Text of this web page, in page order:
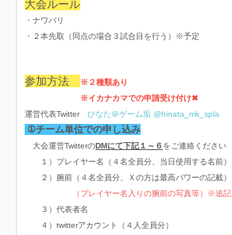
大会ルール
・ナワバリ
・２本先取（同点の場合３試合目を行う）※予定
参加方法
※２種類あり
※イカナカマでの申請受け付け✖
運営代表Twitter ひなた＠ゲーム垢 @hinata_mk_spla
①チーム単位での申し込み
大会運営TwitterのDMにて下記１～６ をご連絡ください
１）プレイヤー名（４名全員分、当日使用する名前）
２）腕前（４名全員分、Ｘの方は最高パワーの記載）
（プレイヤー名入りの腕前の写真等）※追記
３）代表者名
４）twitterアカウント（４人全員分）